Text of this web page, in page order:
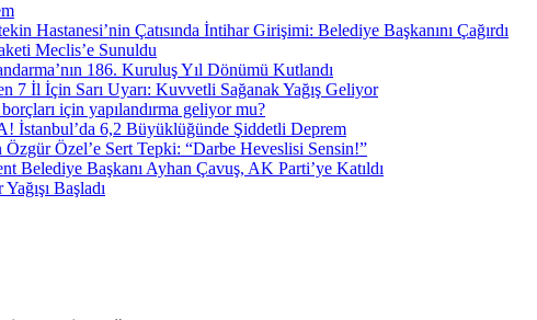
Hastanesi’nin Çatısında İntihar Girişimi: Belediye Başkanını Çağırdı
Meclis’e Sunuldu
186. Kuruluş Yıl Dönümü Kutlandı
7 İl İçin Sarı Uyarı: Kuvvetli Sağanak Yağış Geliyor
için yapılandırma geliyor mu?
İstanbul’da 6,2 Büyüklüğünde Şiddetli Deprem
Özgür Özel’e Sert Tepki: “Darbe Heveslisi Sensin!”
Belediye Başkanı Ayhan Çavuş, AK Parti’ye Katıldı
Başladı